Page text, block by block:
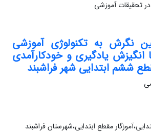
نگرش به تکنولوژی آموزشی
انگیزش یادگیری و خودکارآمدی
ششم ابتدایی شهر فراشبند
مقطع ابتدایی،شهرستان فراشبند